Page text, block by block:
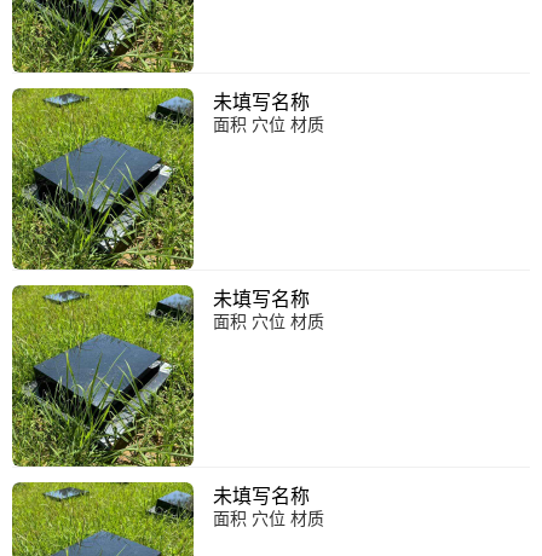
未填写名称
面积 穴位 材质
未填写名称
面积 穴位 材质
未填写名称
面积 穴位 材质